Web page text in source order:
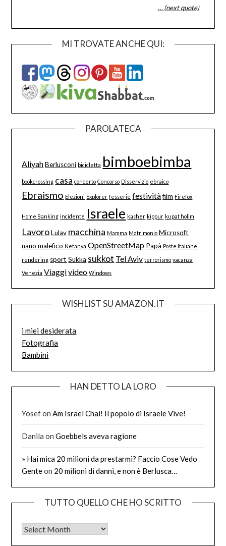
… (next quote)
MI TROVATE ANCHE QUI:
PAROLATECA
Aliyah Berlusconi bicicletta bimboebimba
bookcrossing casa concerto Concorso Disservizio ebraico
Ebraismo Elezioni Explorer fesserie festività film Firefox
Home Banking incidente Israele kasher kippur kupat holim
Lavoro Lulav macchina Mamma Matrimonio Microsoft
nano malefico Netanya OpenStreetMap Papà Poste Italiane
rendering sport Sukka sukkot Tel Aviv terrorismo vacanza
Venezia Viaggivideo Windows
WISHLIST SU AMAZON.IT
i miei desiderata
Fotografia
Bambini
HAN DETTO LA LORO
Yosefon Am Israel Chai! Il popolo di Israele Vive!
Danila onGoebbels aveva ragione
» Hai mica 20 milioni da prestarmi? Faccio Cose Vedo
Genteon 20 milioni di danni, e non è Berlusca…
TUTTO QUELLO CHE HO SCRITTO
Tutto quello che ho scritto